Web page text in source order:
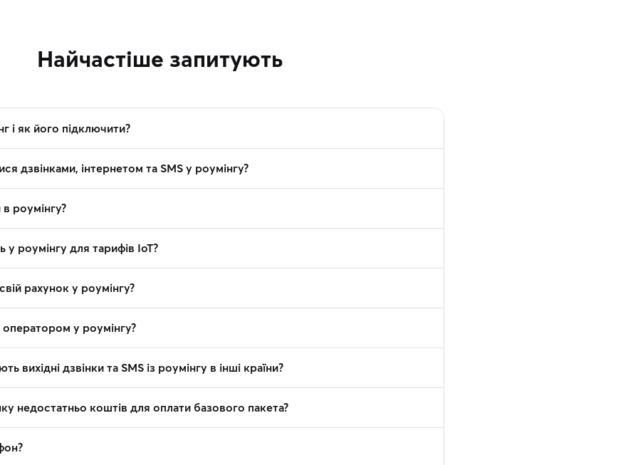
Найчастіше запитують
і як його підключити?
дзвінками, інтернетом та SMS у роумінгу?
в роумінгу?
у роумінгу для тарифів IoT?
рахунок у роумінгу?
оператором у роумінгу?
вихідні дзвінки та SMS із роумінгу в інші країни?
недостатньо коштів для оплати базового пакета?